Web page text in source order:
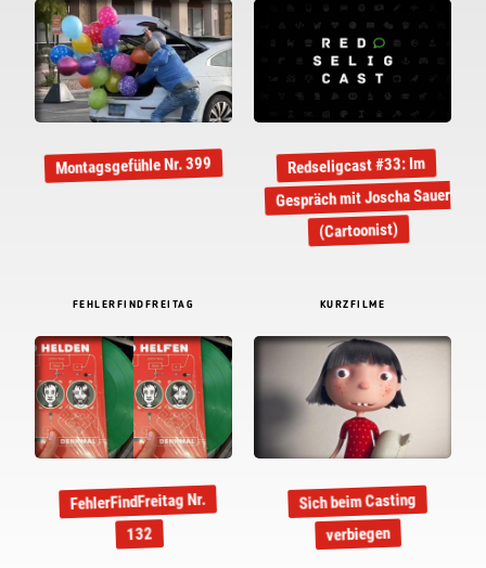
Montagsgefühle Nr. 399 Redseligcast #33: Im
Gespräch mit Joscha Sauer
(Cartoonist)
FEHLERFINDFREITAG
FehlerFindFreitag Nr.
132
KURZFILME
Sich beim Casting
verbiegen